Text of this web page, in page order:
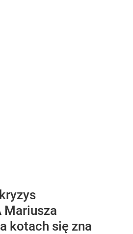
Mariusza
kotach się zna